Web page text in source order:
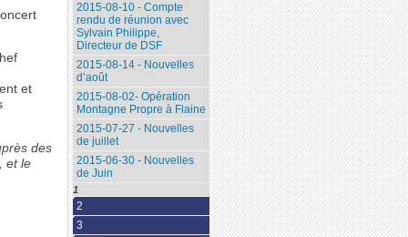
et
des
et le
2015-08-10 - Compte
rendu de réunion avec
Sylvain Philippe,
Directeur de DSF
2015-08-14 - Nouvelles
d’août
2015-08-02- Opération
Montagne Propre à Flaine
2015-07-27 - Nouvelles
de juillet
2015-06-30 - Nouvelles
de Juin
1
2
3